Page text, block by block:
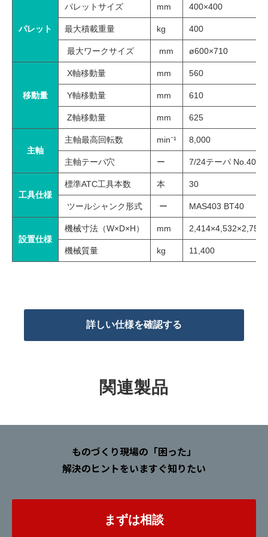
パレット
パレットサイズ mm 400×400
最大積載重量 kg 400
最大ワークサイズ mm ø600×710
移動量
X軸移動量 mm 560
Y軸移動量 mm 610
Z軸移動量 mm 625
主軸
主軸最高回転数 min⁻¹ 8,000
主軸テーパ穴 ー 7/24テーパ No.40
工具仕様
標準ATC工具本数 本 30
ツールシャンク形式 ー MAS403 BT40
設置仕様
機械寸法（W×D×H） mm 2,414×4,532×2,759
機械質量 kg 11,400
詳しい仕様を確認する
関連製品
ものづくり現場の「困った」
解決のヒントをいますぐ知りたい
まずは相談